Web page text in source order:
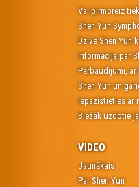
Vai pirmoreiz
Shen Yun
Dzīve Shen Yun
Informācija par
Pārbaudījumi, ar
Shen Yun un
Iepazīstieties ar
Biežāk uzdotie
VIDEO
Jaunākais
Par Shen Yun